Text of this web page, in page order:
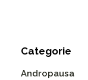
Categorie
Andropausa